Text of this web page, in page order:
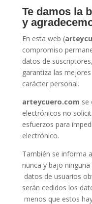
Te damos la
y
En esta web (
compromiso
datos de
garantiza las
carácter personal.
arteycuero.com se
electrónicos no
esfuerzos para
electrónico.
También se informa
nunca y bajo
datos de usuarios
serán cedidos los
menos que estos